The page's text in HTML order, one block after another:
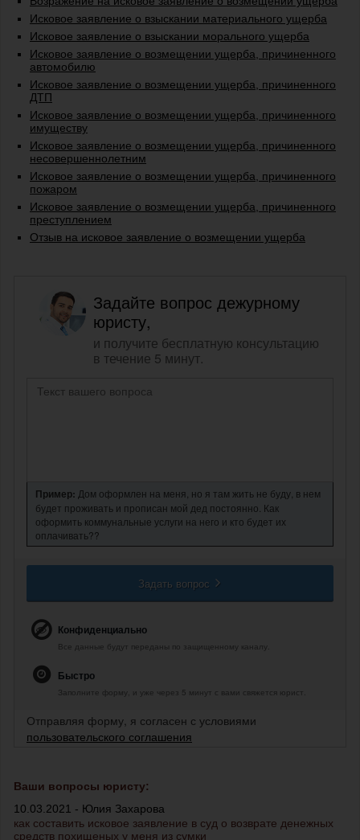
Исковое заявление о взыскании материального ущерба
Исковое заявление о взыскании морального ущерба
Исковое заявление о возмещении ущерба, причиненного
автомобилю
Исковое заявление о возмещении ущерба, причиненного
ДТП
Исковое заявление о возмещении ущерба, причиненного
имуществу
Исковое заявление о возмещении ущерба, причиненного
несовершеннолетним
Исковое заявление о возмещении ущерба, причиненного
пожаром
Исковое заявление о возмещении ущерба, причиненного
преступлением
Отзыв на исковое заявление о возмещении ущерба
Задайте вопрос дежурному
юристу,
и получите бесплатную консультацию
в течение 5 минут.
Пример: Дом оформлен на меня, но я там жить не буду, в нем
будет проживать и прописан мой дед постоянно. Как
оформить коммунальные услуги на него и кто будет их
оплачивать??
Задать вопрос
Конфиденциально
Все данные будут переданы по защищенному каналу.
Быстро
Заполните форму, и уже через 5 минут с вами свяжется юрист.
Отправляя форму, я согласен с условиями
пользовательского соглашения
Ваши вопросы юристу:
10.03.2021 - Юлия Захарова
как составить исковое заявление в суд о возврате денежных
средств похищеных у меня из сумки